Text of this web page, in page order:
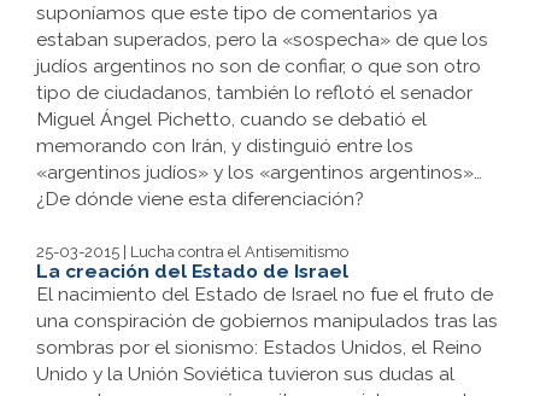
suponíamos que este tipo de comentarios ya
estaban superados, pero la «sospecha» de que los
judíos argentinos no son de confiar, o que son otro
tipo de ciudadanos, también lo reflotó el senador
Miguel Ángel Pichetto, cuando se debatió el
memorando con Irán, y distinguió entre los
«argentinos judíos» y los «argentinos argentinos»…
¿De dónde viene esta diferenciación?
25-03-2015 | Lucha contra el Antisemitismo
La creación del Estado de Israel
El nacimiento del Estado de Israel no fue el fruto de
una conspiración de gobiernos manipulados tras las
sombras por el sionismo: Estados Unidos, el Reino
Unido y la Unión Soviética tuvieron sus dudas al